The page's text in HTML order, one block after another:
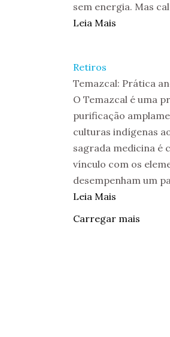
sem energia. Mas
Leia Mais
Retiros
Temazcal: Prática
O Temazcal é uma
purificação
culturas indígenas
sagrada medicina é
vínculo com os
desempenham um
Leia Mais
Carregar mais